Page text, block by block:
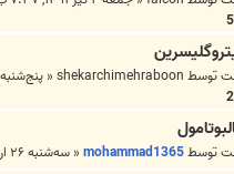
5
توسطshekarchimehraboon
« پنج‌شنبه ۱۸ خرداد ۱۳۹۱, ۲:۰۱ ب.ظ
2
توسطmohammad1365
« سه‌شنبه ۲۶ اردیبهشت ۱۳۹۱, ۹:۲۹ ب.ظ